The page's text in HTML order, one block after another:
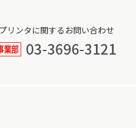
リンタに関するお問い合わせ